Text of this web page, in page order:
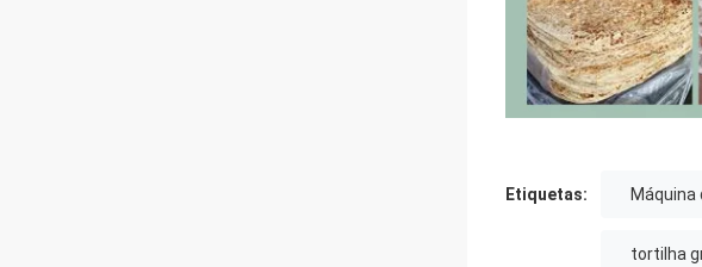
Etiquetas: Máquina
tortilha